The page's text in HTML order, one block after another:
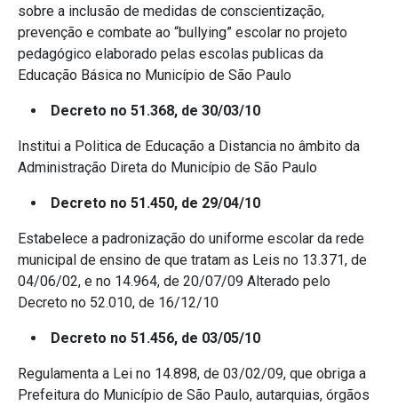
sobre a inclusão de medidas de conscientização,
prevenção e combate ao “bullying” escolar no projeto
pedagógico elaborado pelas escolas publicas da
Educação Básica no Município de São Paulo
Decreto no 51.368, de 30/03/10
Institui a Politica de Educação a Distancia no âmbito da
Administração Direta do Município de São Paulo
Decreto no 51.450, de 29/04/10
Estabelece a padronização do uniforme escolar da rede
municipal de ensino de que tratam as Leis no 13.371, de
04/06/02, e no 14.964, de 20/07/09 Alterado pelo
Decreto no 52.010, de 16/12/10
Decreto no 51.456, de 03/05/10
Regulamenta a Lei no 14.898, de 03/02/09, que obriga a
Prefeitura do Município de São Paulo, autarquias, órgãos